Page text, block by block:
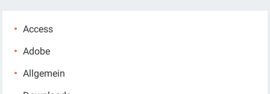
Access
Adobe
Allgemein